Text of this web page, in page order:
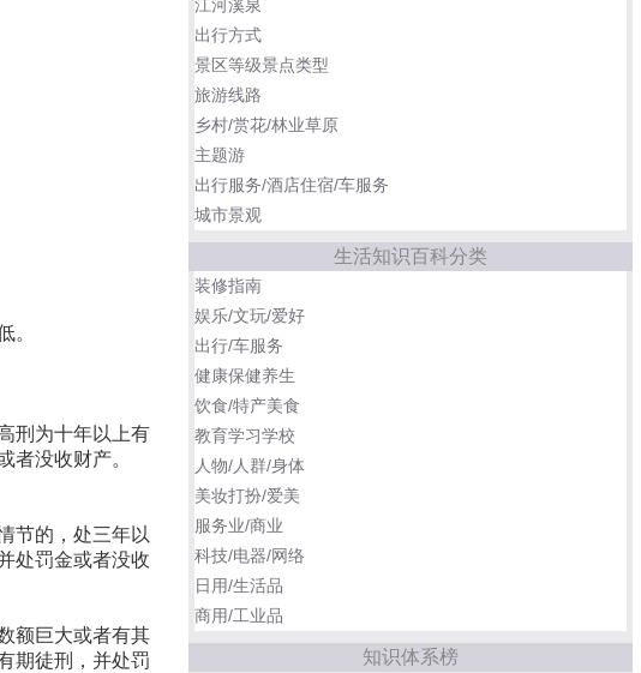
。
刑为十年以上有
者没收财产。
节的，处三年以
处罚金或者没收
额巨大或者有其
期徒刑，并处罚
江河溪泉
出行方式
景区等级景点类型
旅游线路
乡村/赏花/林业草原
主题游
出行服务/酒店住宿/车服务
城市景观
生活知识百科分类
装修指南
娱乐/文玩/爱好
出行/车服务
健康保健养生
饮食/特产美食
教育学习学校
人物/人群/身体
美妆打扮/爱美
服务业/商业
科技/电器/网络
日用/生活品
商用/工业品
知识体系榜